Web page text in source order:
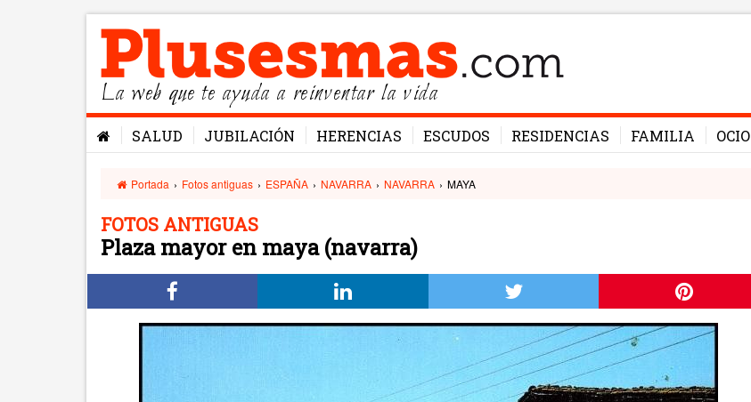
La web que te ayuda a reinventar la vida
SALUD JUBILACIÓN HERENCIAS ESCUDOS RESIDENCIAS FAMILIA OCIO
Portada › Fotos antiguas › ESPAÑA › NAVARRA › NAVARRA › MAYA
FOTOS ANTIGUAS
Plaza mayor en maya (navarra)